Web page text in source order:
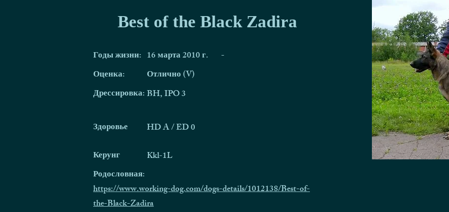
Best of the Black Zadira
Годы жизни: 16 марта 2010 г.
-
Оценка:
Отлично (V)
Дрессировка:BH, IPO 3
Здоровье
HD A / ED 0
Керунг
Kkl-1L
Родословная:
https://www.working-dog.com/dogs-details/1012138/Best-of-
the-Black-Zadira